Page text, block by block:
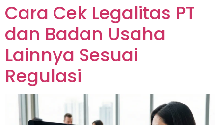
Cara Cek Legalitas PT
dan Badan Usaha
Lainnya Sesuai
Regulasi